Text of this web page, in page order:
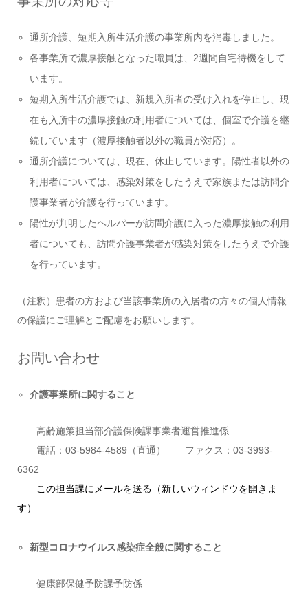
通所介護、短期入所生活介護の事業所内を消毒しました。
各事業所で濃厚接触となった職員は、2週間自宅待機をして
います。
短期入所生活介護では、新規入所者の受け入れを停止し、現
在も入所中の濃厚接触の利用者については、個室で介護を継
続しています（濃厚接触者以外の職員が対応）。
通所介護については、現在、休止しています。陽性者以外の
利用者については、感染対策をしたうえで家族または訪問介
護事業者が介護を行っています。
陽性が判明したヘルパーが訪問介護に入った濃厚接触の利用
者についても、訪問介護事業者が感染対策をしたうえで介護
を行っています。
（注釈） 患者の方および当該事業所の入居者の方々の個人情報
の保護にご理解とご配慮をお願いします。
お問い合わせ
介護事業所に関すること
高齢施策担当部介護保険課事業者運営推進係
電話：03-5984-4589（直通） ファクス：03-3993-
6362
この担当課にメールを送る（新しいウィンドウを開きま
す）
新型コロナウイルス感染症全般に関すること
健康部保健予防課予防係